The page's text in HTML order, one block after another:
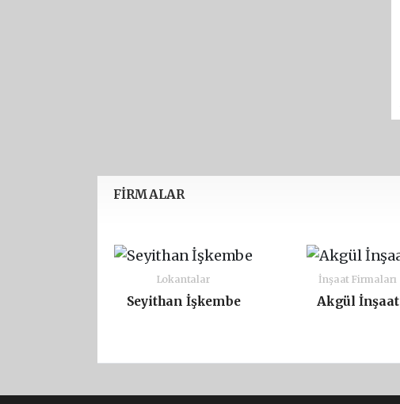
FİRMALAR
Lokantalar
Seyithan İşkembe
İnşaat Firmaları
Akgül İnşaat